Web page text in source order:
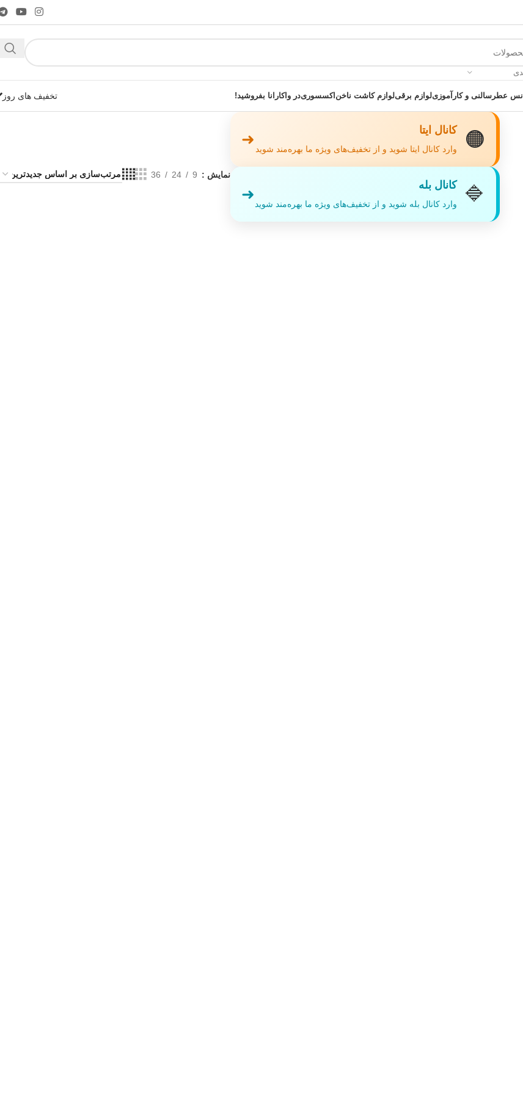
عالی فرصت را از دست ندهید همین امروز از تخفیفات ویژه بهرمند شوید!
عطر سالنی و کارآموزیلوازم برقیلوازم کاشت ناخن اکسسوریدر واکارانا بفروشید! تخفیف های روز
🟠 کانال ایتا
وارد کانال ایتا شوید و از تخفیف‌های ویژه ما بهره‌مند شوید
➜
🔷 کانال بله
وارد کانال بله شوید و از تخفیف‌های ویژه ما بهره‌مند شوید
➜
نمایش 9
24
36